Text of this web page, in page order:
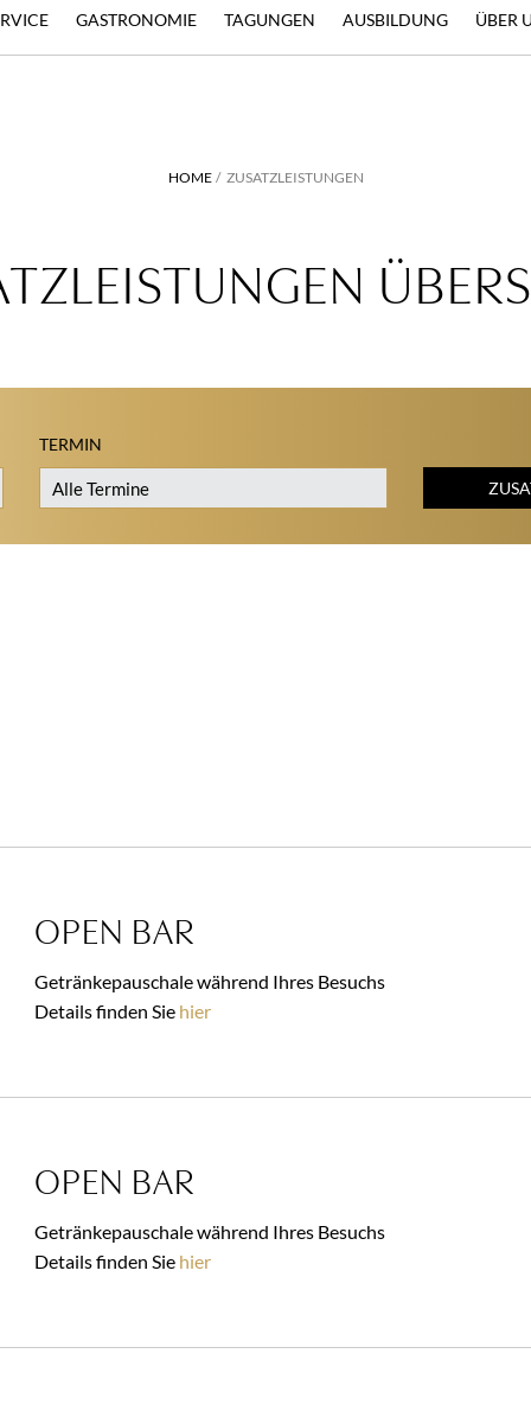
HOME ZUSATZLEISTUNGEN
TERMIN
OPEN BAR
Getränkepauschale während Ihres Besuchs
Details finden Sie hier
OPEN BAR
Getränkepauschale während Ihres Besuchs
Details finden Sie hier